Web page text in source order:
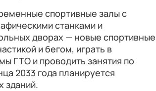
спортивные залы с
станками и
дворах — новые спортивные
и бегом, играть в
ГТО и проводить занятия по
2033 года планируется
зданий.